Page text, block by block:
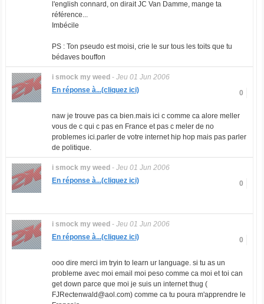
l'english connard, on dirait JC Van Damme, mange ta
référence...
Imbécile
PS : Ton pseudo est moisi, crie le sur tous les toits que tu
bédaves bouffon
i smock my weed - Jeu 01 Jun 2006
0
En réponse à...(cliquez ici)
naw je trouve pas ca bien.mais ici c comme ca alore meller
vous de c qui c pas en France et pas c meler de no
problemes ici.parler de votre internet hip hop mais pas parler
de politique.
i smock my weed - Jeu 01 Jun 2006
0
En réponse à...(cliquez ici)
i smock my weed - Jeu 01 Jun 2006
0
En réponse à...(cliquez ici)
ooo dire merci im tryin to learn ur language. si tu as un
probleme avec moi email moi peso comme ca moi et toi can
get down parce que moi je suis un internet thug (
FJRectenwald@aol.com) comme ca tu poura m'apprendre le